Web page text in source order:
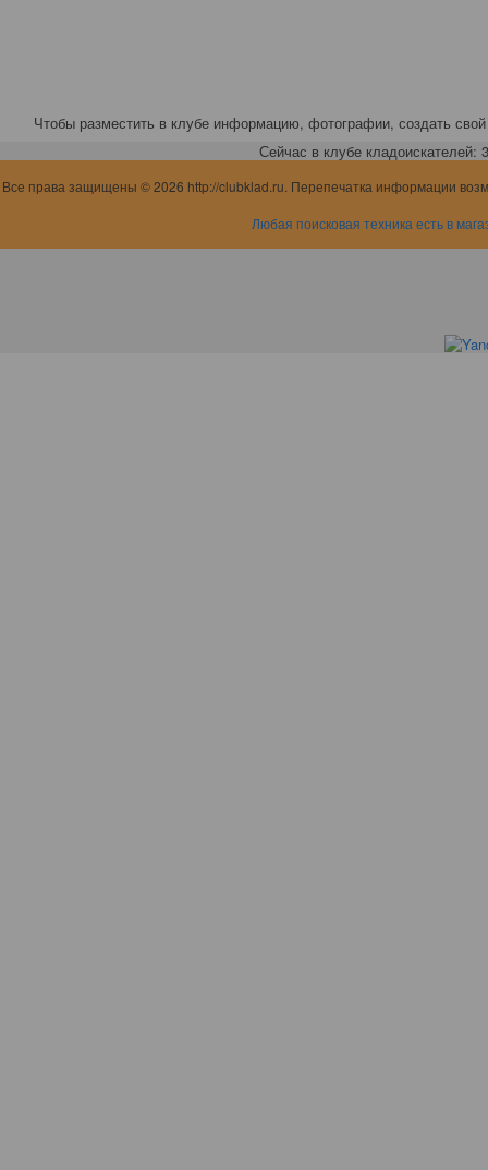
Чтобы разместить в клубе информацию, фотографии, создать свой
Сейчас в клубе кладоискателей:
Все права защищены © 2026 http://clubklad.ru. Перепечатка информации
Любая поисковая техника есть в